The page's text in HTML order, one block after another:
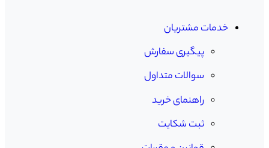
خدمات مشتریان
پیگیری سفارش
سوالات متداول
راهنمای خرید
ثبت شکایت